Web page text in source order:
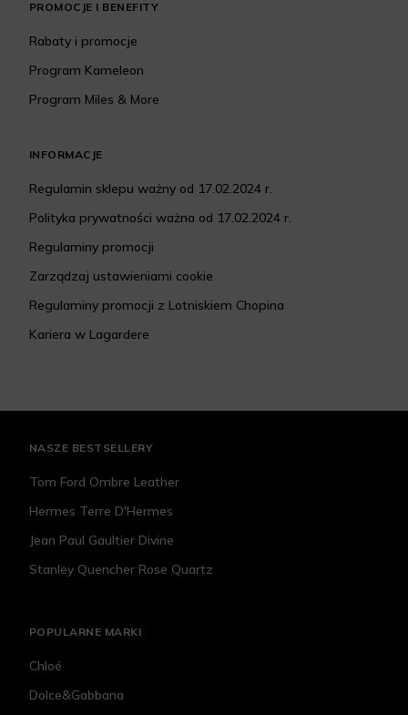
PROMOCJE I BENEFITY
Rabaty i promocje
Program Kameleon
Program Miles & More
INFORMACJE
Regulamin sklepu ważny od 17.02.2024 r.
Polityka prywatności ważna od 17.02.2024 r.
Regulaminy promocji
Zarządzaj ustawieniami cookie
Regulaminy promocji z Lotniskiem Chopina
Kariera w Lagardere
NASZE BESTSELLERY
Tom Ford Ombre Leather
Hermes Terre D'Hermes
Jean Paul Gaultier Divine
Stanley Quencher Rose Quartz
POPULARNE MARKI
Chloé
Dolce&Gabbana